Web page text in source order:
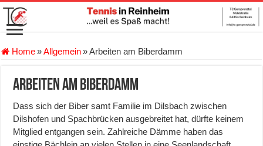
Home»Allgemein»Arbeiten am Biberdamm
Arbeiten am Biberdamm
Dass sich der Biber samt Familie im Dilsbach zwischen
Dilshofen und Spachbrücken ausgebreitet hat, dürfte keinem
Mitglied entgangen sein. Zahlreiche Dämme haben das